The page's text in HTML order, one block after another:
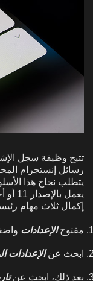
تتيح وظيفة سجل
رسائل إنستجرام
إكمال ثلاث مهام
مفتوحالإعدادات
ابحث عنالإعدادات
بعد ذلك، ابحث عن